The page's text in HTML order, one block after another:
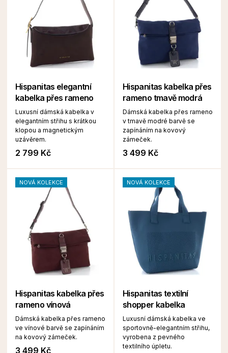
Hispanitas elegantní
kabelka přes rameno
Luxusní dámská kabelka v
elegantním střihu s krátkou
klopou a magnetickým
uzávěrem.
2 799 Kč
Hispanitas kabelka přes
rameno tmavě modrá
Dámská kabelka přes rameno
v tmavě modré barvě se
zapínáním na kovový
zámeček.
3 499 Kč
NOVÁ KOLEKCE
Hispanitas kabelka přes
rameno vínová
Dámská kabelka přes rameno
ve vínové barvě se zapínáním
na kovový zámeček.
3 499 Kč
NOVÁ KOLEKCE
Hispanitas textilní
shopper kabelka
Luxusní dámská kabelka ve
sportovně-elegantním střihu,
vyrobena z pevného
textilního úpletu.